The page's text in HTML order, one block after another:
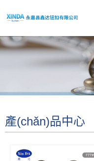
產(chǎn)品中心